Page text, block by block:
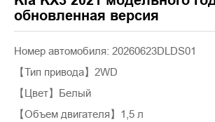
обновленная версия
Номер автомобиля: 20260623DLDS01
【Тип привода】2WD
【Цвет】Белый
【Объем двигателя】1,5 л